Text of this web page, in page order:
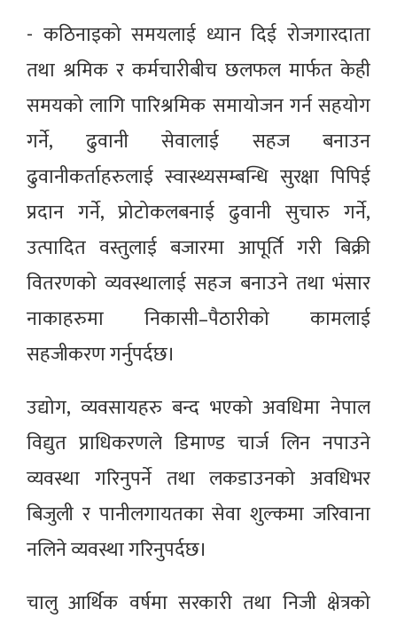
- कठिनाइको समयलाई ध्यान दिई रोजगारदाता
तथा श्रमिक र कर्मचारीबीच छलफल मार्फत केही
समयको लागि पारिश्रमिक समायोजन गर्न सहयोग
गर्ने, ढुवानी सेवालाई सहज बनाउन
ढुवानीकर्ताहरुलाई स्वास्थ्यसम्बन्धि सुरक्षा पिपिई
प्रदान गर्ने, प्रोटोकलबनाई ढुवानी सुचारु गर्ने,
उत्पादित वस्तुलाई बजारमा आपूर्ति गरी बिक्री
वितरणको व्यवस्थालाई सहज बनाउने तथा भंसार
नाकाहरुमा निकासी–पैठारीको कामलाई
सहजीकरण गर्नुपर्दछ।
उद्योग, व्यवसायहरु बन्द भएको अवधिमा नेपाल
विद्युत प्राधिकरणले डिमाण्ड चार्ज लिन नपाउने
व्यवस्था गरिनुपर्ने तथा लकडाउनको अवधिभर
बिजुली र पानीलगायतका सेवा शुल्कमा जरिवाना
नलिने व्यवस्था गरिनुपर्दछ।
चालु आर्थिक वर्षमा सरकारी तथा निजी क्षेत्रको